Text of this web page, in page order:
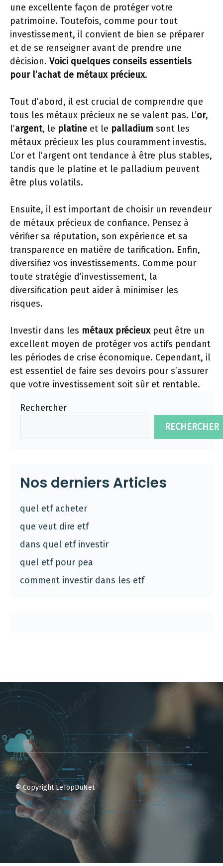
une excellente façon de protéger votre
patrimoine. Toutefois, comme pour tout
investissement, il convient de bien se préparer
et de se renseigner avant de prendre une
décision. Voici quelques conseils essentiels
pour l’achat de métaux précieux.
Tout d’abord, il est crucial de comprendre que
tous les métaux précieux ne se valent pas. L’or,
l’argent, le platine et le palladium sont les
métaux précieux les plus couramment investis.
L’or et l’argent ont tendance à être plus stables,
tandis que le platine et le palladium peuvent
être plus volatils.
Ensuite, il est important de choisir un revendeur
de métaux précieux de confiance. Pensez à
vérifier sa réputation, son expérience et sa
transparence en matière de tarification. Enfin,
diversifiez vos investissements. Comme pour
toute stratégie d’investissement, la
diversification peut aider à minimiser les
risques.
Investir dans les métaux précieuxpeut être un
excellent moyen de protéger vos actifs pendant
les périodes de crise économique. Cependant, il
est essentiel de faire ses devoirs pour s’assurer
que votre investissement soit sûr et rentable.
Rechercher
RECHERCHER
Nos derniers Articles
quel etf acheter
que veut dire etf
dans quel etf investir
quel etf pour pea
comment investir dans les etf
© Copyright LeTopDuNet